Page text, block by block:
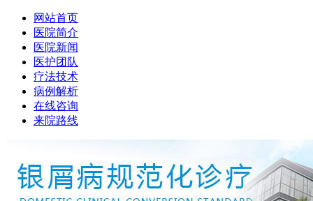
网站首页
医院简介
医院新闻
医护团队
疗法技术
病例解析
在线咨询
来院路线